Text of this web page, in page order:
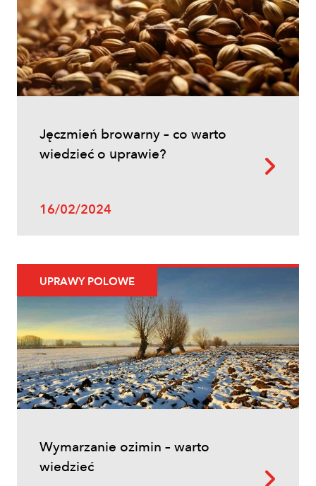
zabiegów, terminy i skuteczna strategia
ochrony
Uprawy polowe
herbicydy wybrać?
Inne
Oprysk na miotłę zbożową wiosną
Jęczmień browarny – co warto
wiedzieć o uprawie?
16/02/2024
UPRAWY POLOWE
Wymarzanie ozimin – warto
wiedzieć